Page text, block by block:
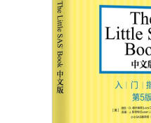
刘醒龙经典作品全集：共33
治大国若烹小鲜 2024-08-17